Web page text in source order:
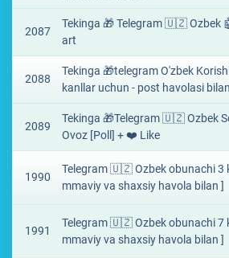
2087
Tekinga 🎁 Telegram 🇺🇿 Ozbek
art
2088
Tekinga 🎁telegram O'zbek
kanllar uchun - post havolasi bilan
2089
Tekinga 🎁Telegram 🇺🇿 Ozbek
Ovoz [Poll] + ❤️ Like
1990
Telegram 🇺🇿 Ozbek obunachi 3
mmaviy va shaxsiy havola bilan ]
1991
Telegram 🇺🇿 Ozbek obunachi 7
mmaviy va shaxsiy havola bilan ]